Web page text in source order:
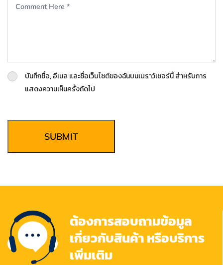
บันทึกชื่อ, อีเมล และชื่อเว็บไซต์ของฉันบนเบราว์เซอร์นี้ สำหรับการ
แสดงความเห็นครั้งถัดไป
SUBMIT
ต้องการสอบถามข้อมูล
เกี่ยวกับสินค้า หรือบริการ
เพิ่มเติม